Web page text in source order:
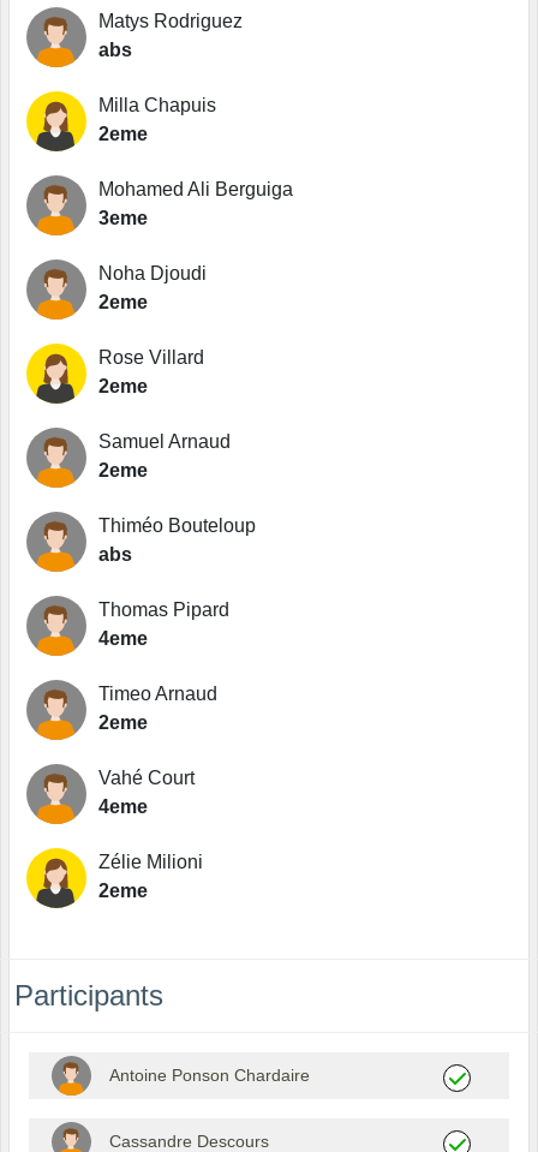
Matys Rodriguez
abs
Milla Chapuis
2eme
Mohamed Ali Berguiga
3eme
Noha Djoudi
2eme
Rose Villard
2eme
Samuel Arnaud
2eme
Thiméo Bouteloup
abs
Thomas Pipard
4eme
Timeo Arnaud
2eme
Vahé Court
4eme
Zélie Milioni
2eme
Participants
Antoine Ponson Chardaire
Cassandre Descours